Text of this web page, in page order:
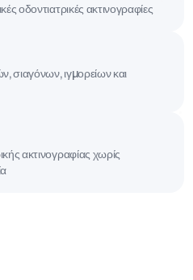
οδοντιατρικές ακτινογραφίες
σιαγόνων, ιγμορείων και
ακτινογραφίας χωρίς